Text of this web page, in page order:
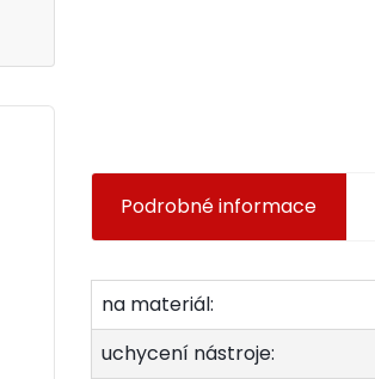
Podrobné informace
na materiál:
uchycení nástroje: